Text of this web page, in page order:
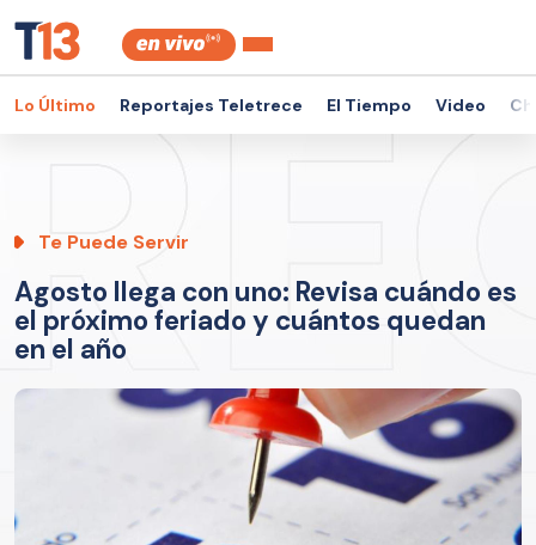
Lo Último Reportajes Teletrece El Tiempo Video
Te Puede Servir
Agosto llega con uno: Revisa cuándo es
el próximo feriado y cuántos quedan
en el año